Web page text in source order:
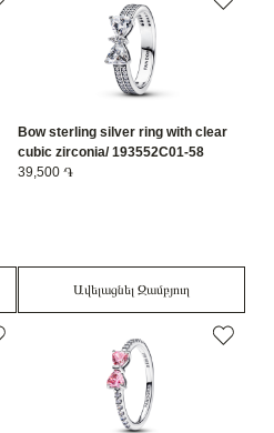
Bow sterling silver ring with clear
cubic zirconia/ 193552C01-58
39,500 ֏
Ավելացնել Զամբյուղ